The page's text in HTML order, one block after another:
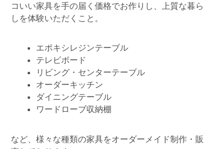
コいい家具を手の届く価格でお作りし、上質な暮ら
しを体験いただくこと。
エポキシレジンテーブル
テレビボード
リビング・センターテーブル
オーダーキッチン
ダイニングテーブル
ワードローブ収納棚
など、様々な種類の家具をオーダーメイド制作・販